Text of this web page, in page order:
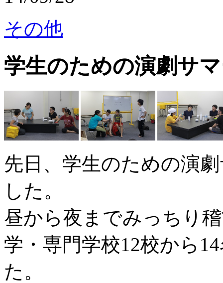
その他
学生のための演劇サ
先日、学生のための演
した。
昼から夜までみっちり
学・専門学校12校から
た。